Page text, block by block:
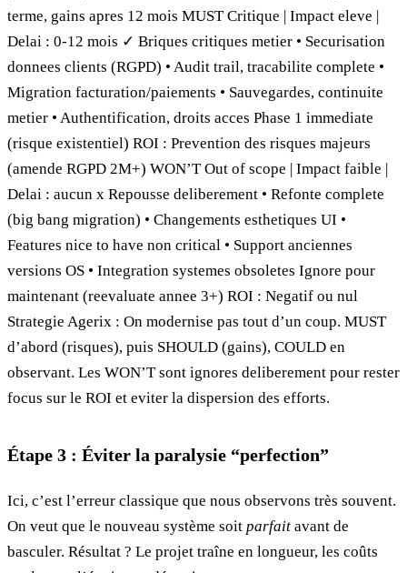
terme, gains apres 12 mois MUST Critique | Impact eleve |
Delai : 0-12 mois ✓ Briques critiques metier • Securisation
donnees clients (RGPD) • Audit trail, tracabilite complete •
Migration facturation/paiements • Sauvegardes, continuite
metier • Authentification, droits acces Phase 1 immediate
(risque existentiel) ROI : Prevention des risques majeurs
(amende RGPD 2M+) WON’T Out of scope | Impact faible |
Delai : aucun x Repousse deliberement • Refonte complete
(big bang migration) • Changements esthetiques UI •
Features nice to have non critical • Support anciennes
versions OS • Integration systemes obsoletes Ignore pour
maintenant (reevaluate annee 3+) ROI : Negatif ou nul
Strategie Agerix : On modernise pas tout d’un coup. MUST
d’abord (risques), puis SHOULD (gains), COULD en
observant. Les WON’T sont ignores deliberement pour rester
focus sur le ROI et eviter la dispersion des efforts.
Étape 3 : Éviter la paralysie “perfection”
Ici, c’est l’erreur classique que nous observons très souvent.
On veut que le nouveau système soit parfait avant de
basculer. Résultat ? Le projet traîne en longueur, les coûts